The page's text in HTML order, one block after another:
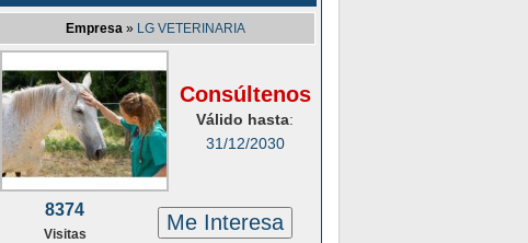
Empresa » LG VETERINARIA
Consúltenos
Válido hasta:
31/12/2030
8374
Visitas Me Interesa